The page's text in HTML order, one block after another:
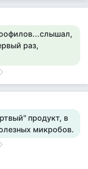
раз,
продукт, в
микробов.